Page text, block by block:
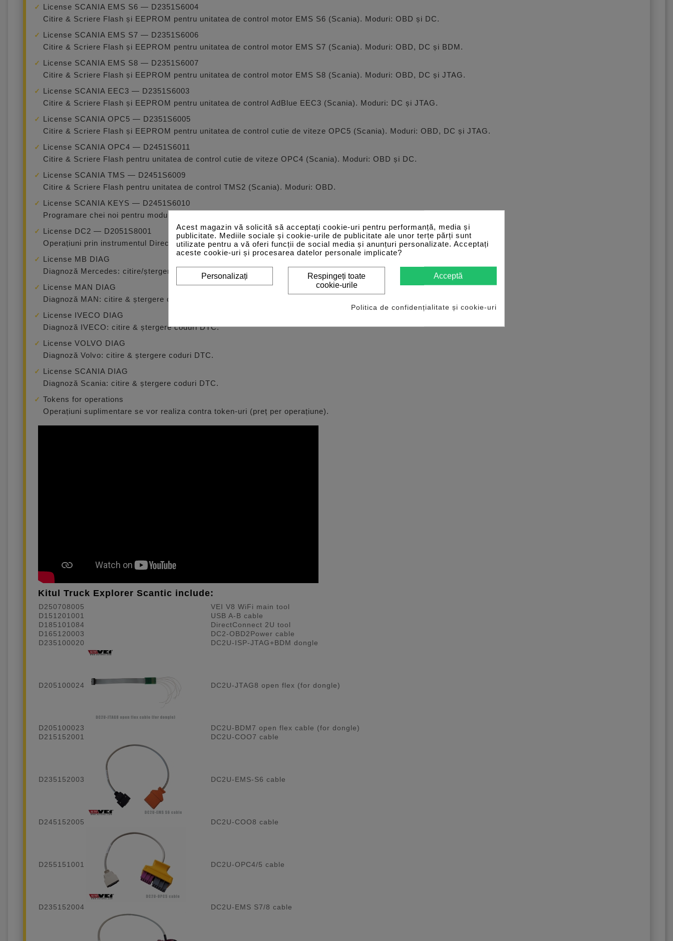
License SCANIA EMS S6 — D2351S6004
Citire & Scriere Flash și EEPROM pentru unitatea de control motor EMS S6 (Scania). Moduri: OBD și DC.
License SCANIA EMS S7 — D2351S6006
Citire & Scriere Flash și EEPROM pentru unitatea de control motor EMS S7 (Scania). Moduri: OBD, DC și BDM.
License SCANIA EMS S8 — D2351S6007
Citire & Scriere Flash și EEPROM pentru unitatea de control motor EMS S8 (Scania). Moduri: OBD, DC și JTAG.
License SCANIA EEC3 — D2351S6003
Citire & Scriere Flash și EEPROM pentru unitatea de control AdBlue EEC3 (Scania). Moduri: DC și JTAG.
License SCANIA OPC5 — D2351S6005
Citire & Scriere Flash și EEPROM pentru unitatea de control cutie de viteze OPC5 (Scania). Moduri: OBD, DC și JTAG.
License SCANIA OPC4 — D2451S6011
Citire & Scriere Flash pentru unitatea de control cutie de viteze OPC4 (Scania). Moduri: OBD și DC.
License SCANIA TMS — D2451S6009
Citire & Scriere Flash pentru unitatea de control TMS2 (Scania). Moduri: OBD.
License SCANIA KEYS — D2451S6010
Programare chei noi pentru modulele Scania COO7 și COO8.
License DC2 — D2051S8001
Operațiuni prin instrumentul Direct Connection 2 (DC2, DC2M, DC2U).
License MB DIAG
Diagnoză Mercedes: citire/ștergere coduri DTC; descrieri complete; generare raport complet PDF.
License MAN DIAG
Diagnoză MAN: citire & ștergere coduri DTC.
License IVECO DIAG
Diagnoză IVECO: citire & ștergere coduri DTC.
License VOLVO DIAG
Diagnoză Volvo: citire & ștergere coduri DTC.
License SCANIA DIAG
Diagnoză Scania: citire & ștergere coduri DTC.
Tokens for operations
Operațiuni suplimentare se vor realiza contra token-uri (preț per operațiune).
Kitul Truck Explorer Scantic include:
D250708005
VEI V8 WiFi main tool
D151201001
USB A-B cable
D185101084
DirectConnect 2U tool
D165120003
DC2-OBD2Power cable
D235100020
DC2U-ISP-JTAG+BDM dongle
D205100024 DC2U-JTAG8 open flex (for dongle)
D205100023
DC2U-BDM7 open flex cable (for dongle)
D215152001
DC2U-COO7 cable
D235152003 DC2U-EMS-S6 cable
D245152005 DC2U-COO8 cable
D255151001 DC2U-OPC4/5 cable
D235152004 DC2U-EMS S7/8 cable
Acest magazin vă solicită să acceptați cookie-uri pentru performanță, media și
publicitate. Mediile sociale și cookie-urile de publicitate ale unor terțe părți sunt
utilizate pentru a vă oferi funcții de social media și anunțuri personalizate. Acceptați
aceste cookie-uri și procesarea datelor personale implicate?
Acceptă
Respingeți toate
cookie-urile
Personalizați
Politica de confidențialitate și cookie-uri